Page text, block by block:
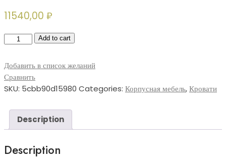
11540,00 ₽
Изделие
+
C
6,
4.11,
(Кровать)
Add to cart
Добавить в список желаний
Сравнить
SKU: 5cbb90d15980 Categories: Корпусная мебель,Кровати
Description
Description